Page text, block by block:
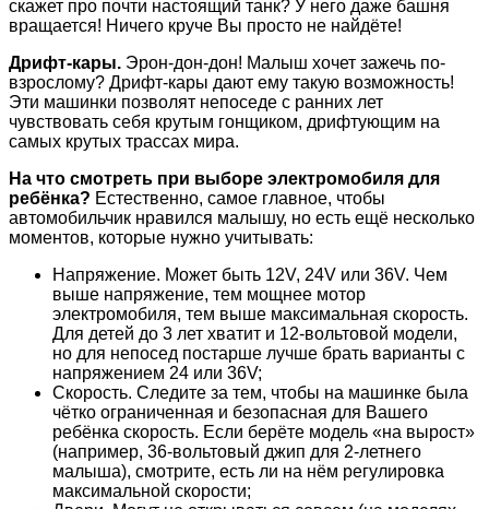
скажет про почти настоящий танк? У него даже башня
вращается! Ничего круче Вы просто не найдёте!
Дрифт-кары. Эрон-дон-дон! Малыш хочет зажечь по-
взрослому? Дрифт-кары дают ему такую возможность!
Эти машинки позволят непоседе с ранних лет
чувствовать себя крутым гонщиком, дрифтующим на
самых крутых трассах мира.
На что смотреть при выборе электромобиля для
ребёнка? Естественно, самое главное, чтобы
автомобильчик нравился малышу, но есть ещё несколько
моментов, которые нужно учитывать:
Напряжение. Может быть 12V, 24V или 36V. Чем
выше напряжение, тем мощнее мотор
электромобиля, тем выше максимальная скорость.
Для детей до 3 лет хватит и 12-вольтовой модели,
но для непосед постарше лучше брать варианты с
напряжением 24 или 36V;
Скорость. Следите за тем, чтобы на машинке была
чётко ограниченная и безопасная для Вашего
ребёнка скорость. Если берёте модель «на вырост»
(например, 36-вольтовый джип для 2-летнего
малыша), смотрите, есть ли на нём регулировка
максимальной скорости;